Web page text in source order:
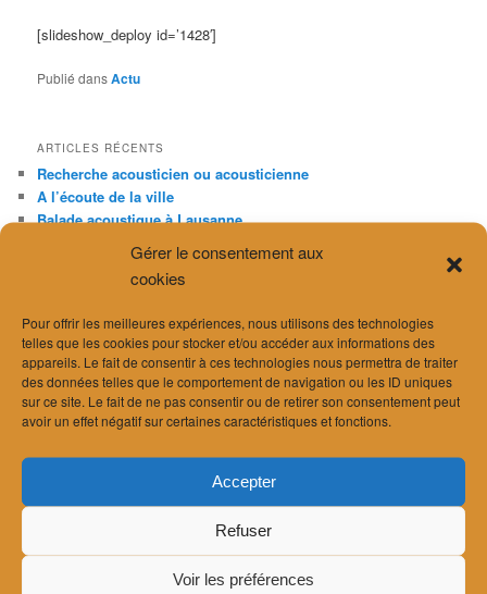
Gérer le consentement aux
cookies
Pour offrir les meilleures expériences, nous utilisons des technologies
telles que les cookies pour stocker et/ou accéder aux informations des
appareils. Le fait de consentir à ces technologies nous permettra de traiter
des données telles que le comportement de navigation ou les ID uniques
sur ce site. Le fait de ne pas consentir ou de retirer son consentement peut
avoir un effet négatif sur certaines caractéristiques et fonctions.
Accepter
Refuser
Voir les préférences
[slideshow_deploy id=’1428′]
Publié dansActu
ARTICLES RÉCENTS
Recherche acousticien ou acousticienne
A l’écoute de la ville
Balade acoustique à Lausanne
Norme SIA181/1 « Acoustique des salles »
Interview sur les radars antibruit
ARCHIVES
mai 2026
avril 2026
mars 2026
février 2026
janvier 2026
décembre 2025
octobre 2025
avril 2025